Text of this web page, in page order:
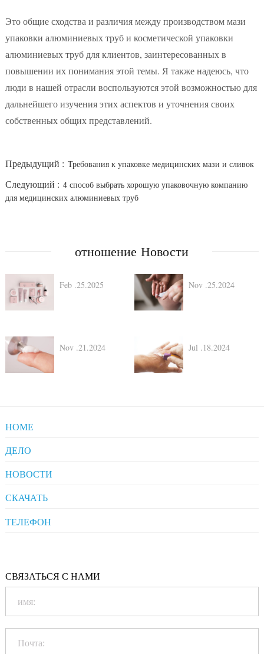
Это общие сходства и различия между производством мази
упаковки алюминиевых труб и косметической упаковки
алюминиевых труб для клиентов, заинтересованных в
повышении их понимания этой темы. Я также надеюсь, что
люди в нашей отрасли воспользуются этой возможностью для
дальнейшего изучения этих аспектов и уточнения своих
собственных общих представлений.
Предыдущий : Требования к упаковке медицинских мази и сливок
Следующий : 4 способ выбрать хорошую упаковочную компанию
для медицинских алюминиевых труб
отношение Новости
Feb .25.2025 Nov .25.2024
Nov .21.2024 Jul .18.2024
HOME
ДЕЛО
Pharmaceuticals
Clients' Comments
НОВОСТИ
Industrial News
СКАЧАТЬ
Company Compliance
ТЕЛЕФОН
СВЯЗАТЬСЯ С НАМИ